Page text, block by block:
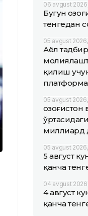
06 avgust
Бугун
тенгедан
05 avgust 2026,
Аёл
қилиш
05 avgust 2026,
миллиард
05 avgust
5 август
қанча
04 avgust
4 август
қанча